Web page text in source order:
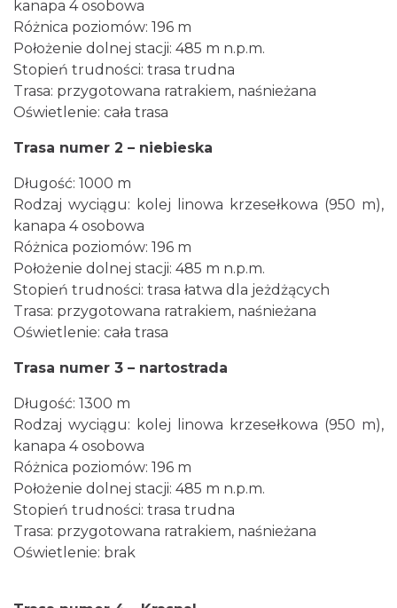
kanapa 4 osobowa
Różnica poziomów: 196 m
Położenie dolnej stacji: 485 m n.p.m.
Stopień trudności: trasa trudna
Trasa: przygotowana ratrakiem, naśnieżana
Oświetlenie: cała trasa
Trasa numer 2 – niebieska
Długość: 1000 m
Rodzaj wyciągu: kolej linowa krzesełkowa (950 m),
kanapa 4 osobowa
Różnica poziomów: 196 m
Położenie dolnej stacji: 485 m n.p.m.
Stopień trudności: trasa łatwa dla jeżdżących
Trasa: przygotowana ratrakiem, naśnieżana
Oświetlenie: cała trasa
Trasa numer 3 – nartostrada
Długość: 1300 m
Rodzaj wyciągu: kolej linowa krzesełkowa (950 m),
kanapa 4 osobowa
Różnica poziomów: 196 m
Położenie dolnej stacji: 485 m n.p.m.
Stopień trudności: trasa trudna
Trasa: przygotowana ratrakiem, naśnieżana
Oświetlenie: brak